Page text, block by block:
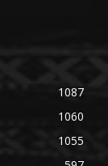
1087
1060
1055